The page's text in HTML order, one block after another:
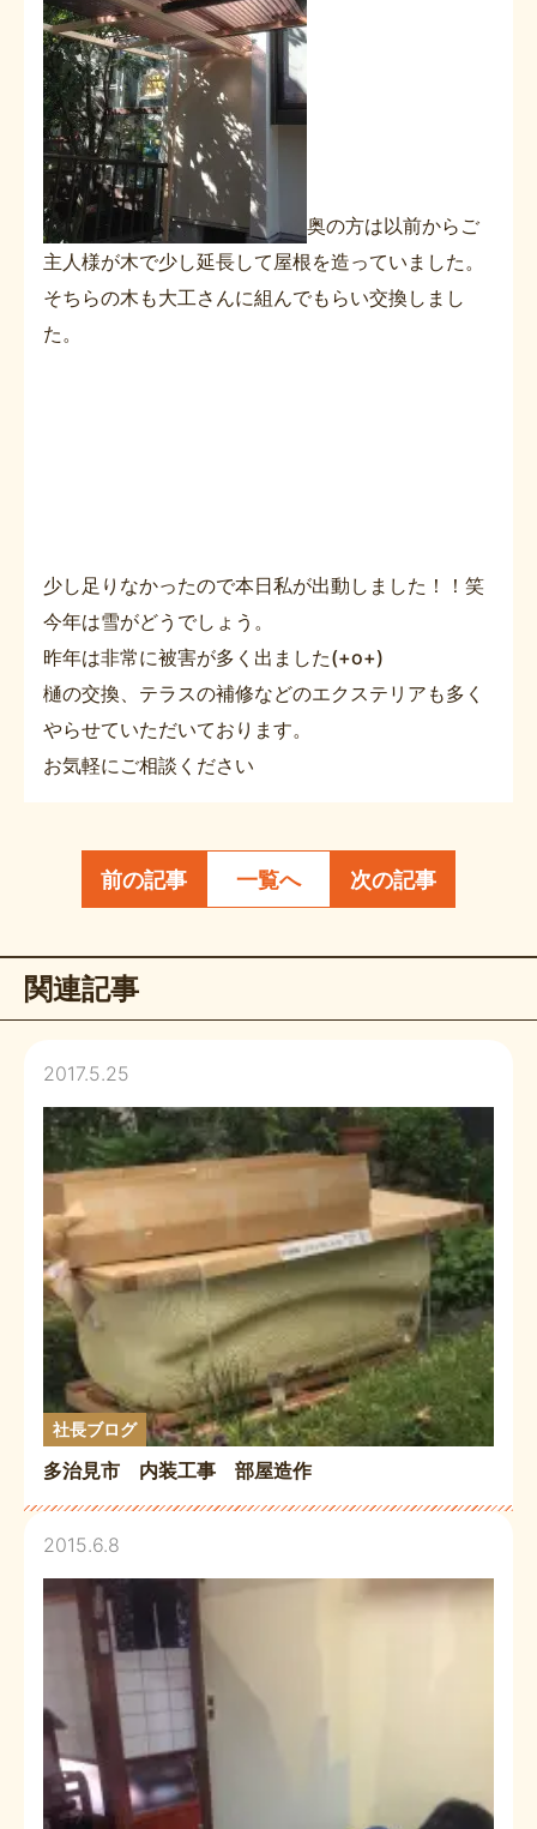
奥の方は以前からご
主人様が木で少し延長して屋根を造っていました。
そちらの木も大工さんに組んでもらい交換しまし
た。
少し足りなかったので本日私が出動しました！！笑
今年は雪がどうでしょう。
昨年は非常に被害が多く出ました(+o+)
樋の交換、テラスの補修などのエクステリアも多く
やらせていただいております。
お気軽にご相談ください
前の記事 一覧へ 次の記事
関連記事
2017.5.25
社長ブログ
多治見市 内装工事 部屋造作
2015.6.8